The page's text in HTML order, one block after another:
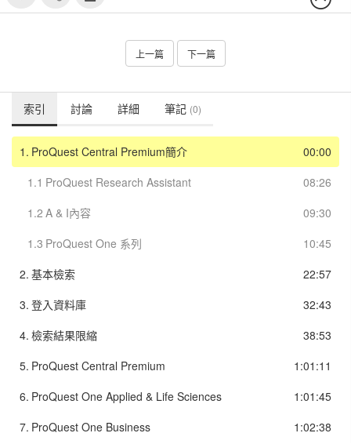
上一篇 下一篇
索引 討論 詳細 筆記 (0)
00:00
1. ProQuest Central Premium簡介
08:26
1.1 ProQuest Research Assistant
09:30
1.2 A & I內容
10:45
1.3 ProQuest One 系列
22:57
2. 基本檢索
32:43
3. 登入資料庫
38:53
4. 檢索結果限縮
1:01:11
5. ProQuest Central Premium
1:01:45
6. ProQuest One Applied & Life Sciences
1:02:38
7. ProQuest One Business